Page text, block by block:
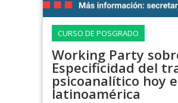
CURSO DE POSGRADO
Working Party
Especificidad del
psicoanalítico hoy
latinoamérica